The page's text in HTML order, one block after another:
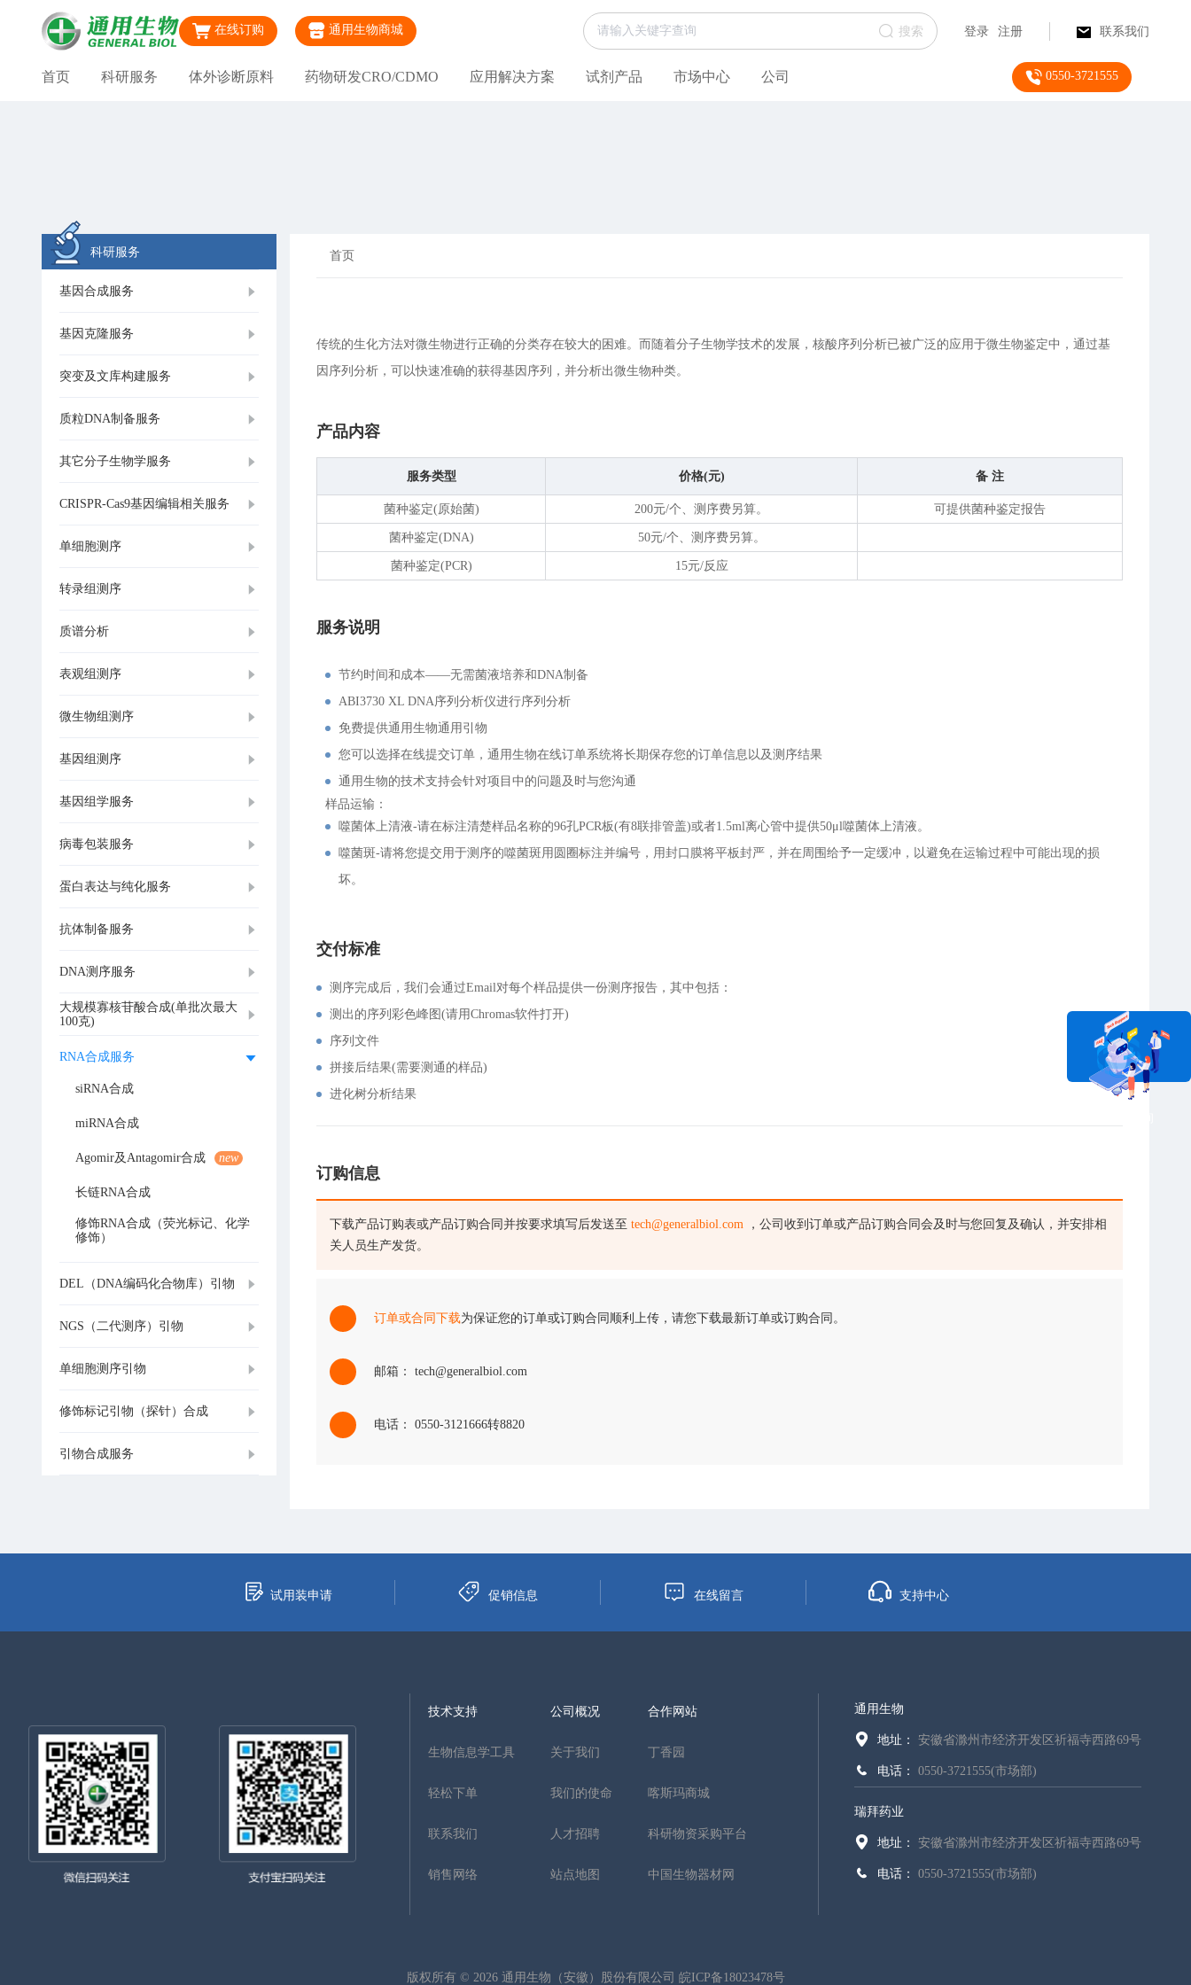
在线订购 通用生物商城 搜索 登录 注册 联系我们
首页 科研服务 体外诊断原料 药物研发CRO/CDMO 应用解决方案 试剂产品 市场中心 公司 0550-3721555
科研服务
基因合成服务
基因克隆服务
突变及文库构建服务
质粒DNA制备服务
其它分子生物学服务
CRISPR-Cas9基因编辑相关服务
单细胞测序
转录组测序
质谱分析
表观组测序
微生物组测序
基因组测序
基因组学服务
病毒包装服务
蛋白表达与纯化服务
抗体制备服务
DNA测序服务
大规模寡核苷酸合成(单批次最大
100克)
RNA合成服务
siRNA合成
miRNA合成
Agomir及Antagomir合成 new
长链RNA合成
修饰RNA合成（荧光标记、化学
修饰）
DEL（DNA编码化合物库）引物
NGS（二代测序）引物
单细胞测序引物
修饰标记引物（探针）合成
引物合成服务
首页
传统的生化方法对微生物进行正确的分类存在较大的困难。而随着分子生物学技术的发展，核酸序列分析已被广泛的应用于微生物鉴定中，通过基
因序列分析，可以快速准确的获得基因序列，并分析出微生物种类。
产品内容
服务类型 价格(元) 备 注
菌种鉴定(原始菌) 200元/个、测序费另算。 可提供菌种鉴定报告
菌种鉴定(DNA) 50元/个、测序费另算。
菌种鉴定(PCR) 15元/反应
服务说明
节约时间和成本——无需菌液培养和DNA制备
ABI3730 XL DNA序列分析仪进行序列分析
免费提供通用生物通用引物
您可以选择在线提交订单，通用生物在线订单系统将长期保存您的订单信息以及测序结果
通用生物的技术支持会针对项目中的问题及时与您沟通
样品运输：
噬菌体上清液-请在标注清楚样品名称的96孔PCR板(有8联排管盖)或者1.5ml离心管中提供50μl噬菌体上清液。
噬菌斑-请将您提交用于测序的噬菌斑用圆圈标注并编号，用封口膜将平板封严，并在周围给予一定缓冲，以避免在运输过程中可能出现的损
坏。
交付标准
测序完成后，我们会通过Email对每个样品提供一份测序报告，其中包括：
测出的序列彩色峰图(请用Chromas软件打开)
序列文件
拼接后结果(需要测通的样品)
进化树分析结果
订购信息
下载产品订购表或产品订购合同并按要求填写后发送至 tech@generalbiol.com ，公司收到订单或产品订购合同会及时与您回复及确认，并安排相
关人员生产发货。
订单或合同下载为保证您的订单或订购合同顺利上传，请您下载最新订单或订购合同。
邮箱： tech@generalbiol.com
电话： 0550-3121666转8820
试用装申请 促销信息 在线留言 支持中心
技术支持
生物信息学工具
轻松下单
联系我们
销售网络
公司概况
关于我们
我们的使命
人才招聘
站点地图
合作网站
丁香园
喀斯玛商城
科研物资采购平台
中国生物器材网
通用生物
地址： 安徽省滁州市经济开发区祈福寺西路69号
电话： 0550-3721555(市场部)
瑞拜药业
地址： 安徽省滁州市经济开发区祈福寺西路69号
电话： 0550-3721555(市场部)
版权所有 © 2026 通用生物（安徽）股份有限公司 皖ICP备18023478号